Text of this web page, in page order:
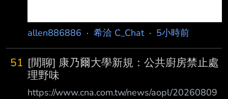
allen886886 · 希洽 C_Chat· 5小時前
51 [閒聊] 康乃爾大學新規：公共廚房禁止處
理野味
https://www.cna.com.tw/news/aopl/20260809